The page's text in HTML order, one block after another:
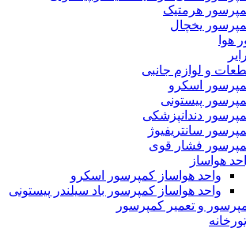
هرمتیک
یخچال
هوا
و لوازم جانبی
اسکرو
پیستونی
دندانپزشکی
سانتریفیوژ
فشار قوی
هواساز
واحد هواساز کمپرسور اسکرو
واحد هواساز کمپرسور باد سیلندر پیستونی
و تعمیر کمپرسور